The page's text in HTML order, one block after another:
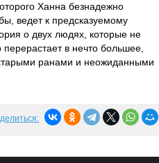
Ханна безнадежно
ведет к предсказуемому
о двух людях, которые не
перерастает в нечто большее,
ранами и неожиданными